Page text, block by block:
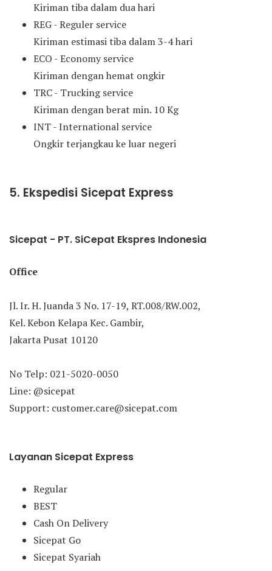
Kiriman tiba dalam dua hari
REG - Reguler service
Kiriman estimasi tiba dalam 3-4 hari
ECO - Economy service
Kiriman dengan hemat ongkir
TRC - Trucking service
Kiriman dengan berat min. 10 Kg
INT - International service
Ongkir terjangkau ke luar negeri
5. Ekspedisi Sicepat Express
Sicepat - PT. SiCepat Ekspres Indonesia
Office
Jl. Ir. H. Juanda 3 No. 17-19, RT.008/RW.002,
Kel. Kebon Kelapa Kec. Gambir,
Jakarta Pusat 10120
No Telp: 021-5020-0050
Line: @sicepat
Support: customer.care@sicepat.com
Layanan Sicepat Express
Regular
BEST
Cash On Delivery
Sicepat Go
Sicepat Syariah